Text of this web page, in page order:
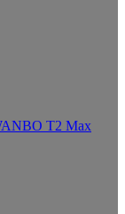
T2 Max